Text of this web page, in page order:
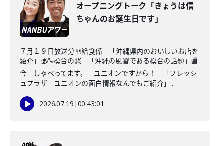
オープニングトーク「きょうは信
ちゃんのお誕生日です」
７月１９日放送分🍴給食係 「沖縄県内のおいしいお店を
紹介」💰🍶模合の窓 「沖縄の風習である模合の話題」🏬
今 しゃべってます。 ユニオンですから！ 「フレッシ
ュプラザ ユニオンの面白情報なんでもご紹介」...
2026.07.19 |00:43:01